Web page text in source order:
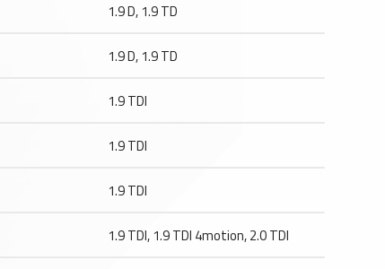
1.9 D, 1.9 TD
1.9 D, 1.9 TD
1.9 TDI
1.9 TDI
1.9 TDI
1.9 TDI, 1.9 TDI 4motion, 2.0 TDI